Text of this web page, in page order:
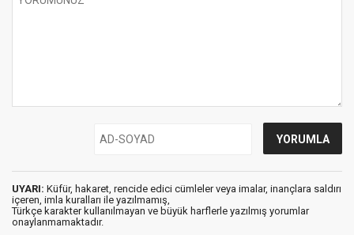
UYARI: Küfür, hakaret, rencide edici cümleler veya imalar, inançlara saldırı
içeren, imla kuralları ile yazılmamış,
Türkçe karakter kullanılmayan ve büyük harflerle yazılmış yorumlar
onaylanmamaktadır.